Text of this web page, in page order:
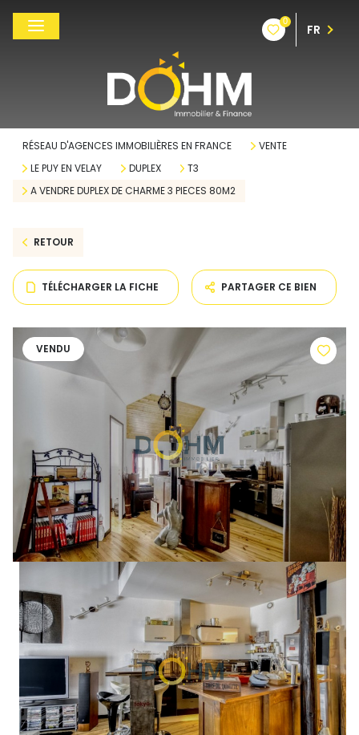
0
FR
RÉSEAU D'AGENCES IMMOBILIÈRES EN FRANCE
VENTE
LE PUY EN VELAY
DUPLEX
T3
A VENDRE DUPLEX DE CHARME 3 PIECES 80M2
RETOUR
TÉLÉCHARGER LA FICHE PARTAGER CE BIEN
VENDU